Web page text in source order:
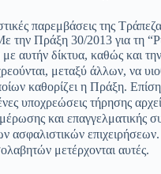
παρεμβάσεις της
Πράξη 30/2013 για τη
αυτήν δίκτυα, καθώς και
μεταξύ άλλων, να
καθορίζει η Πράξη.
υποχρεώσεις τήρησης
και
επιχειρήσεων.
μετέρχονται αυτές.